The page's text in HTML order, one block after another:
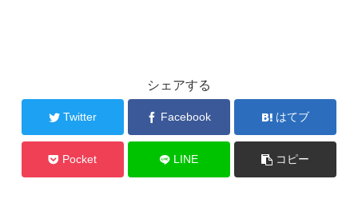
シェアする
Twitter Facebook はてブ
Pocket LINE コピー